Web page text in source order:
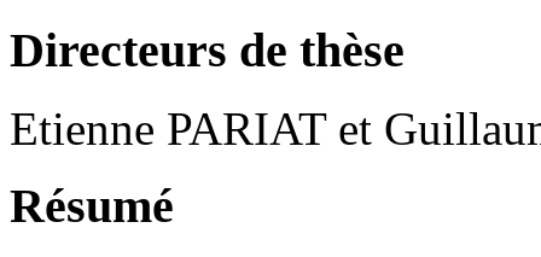
Directeurs de thèse
Etienne PARIAT et
Résumé